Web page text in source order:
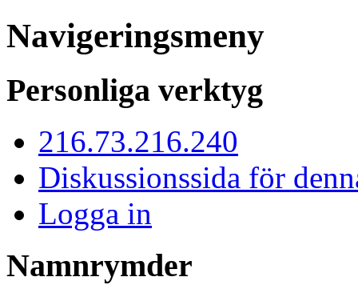
Navigeringsmeny
Personliga verktyg
216.73.216.240
Diskussionssida för
Logga in
Namnrymder